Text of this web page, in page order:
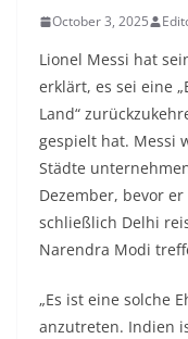
October 3, 2025
Lionel Messi hat
erklärt, es sei eine
Land“
gespielt hat. Messi
Städte
Dezember, bevor
schließlich Delhi
Narendra Modi
„Es ist eine solche
anzutreten. Indien